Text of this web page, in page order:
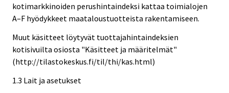
kotimarkkinoiden perushintaindeksi kattaa toimialojen
A–F hyödykkeet maataloustuotteista rakentamiseen.
Muut käsitteet löytyvät tuottajahintaindeksien
kotisivuilta osiosta "Käsitteet ja määritelmät"
(http://tilastokeskus.fi/til/thi/kas.html)
1.3 Lait ja asetukset